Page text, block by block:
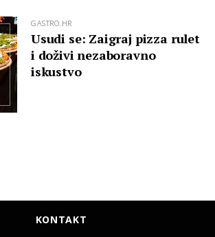
GASTRO.HR
Usudi se: Zaigraj pizza rulet
i doživi nezaboravno
iskustvo
KONTAKT